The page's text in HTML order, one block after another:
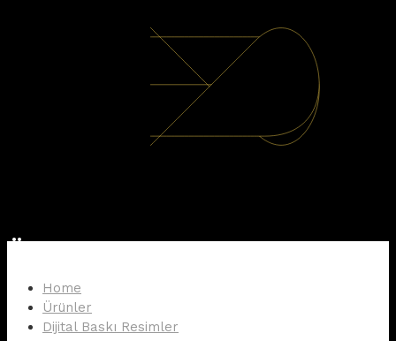
Ürünler
Home
Ürünler
Dijital Baskı Resimler